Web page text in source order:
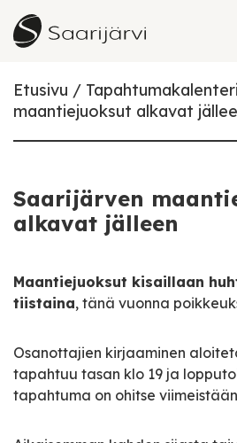
Skip to content
Etusivu Tapahtumakalenteri
maantiejuoksut alkavat
Saarijärven
alkavat jälleen
Maantiejuoksut kisaillaan
tiistaina, tänä vuonna
Osanottajien kirjaaminen
tapahtuu tasan klo 19 ja
tapahtuma on ohitse